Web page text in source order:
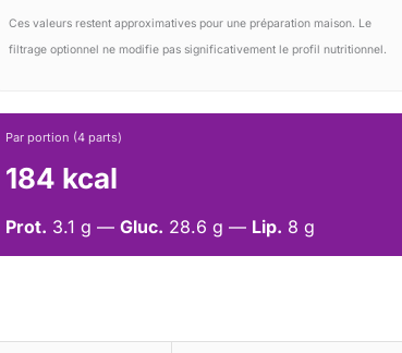
Ces valeurs restent approximatives pour une préparation maison. Le
filtrage optionnel ne modifie pas significativement le profil nutritionnel.
Par portion (4 parts)
184 kcal
Prot. 3.1 g —Gluc. 28.6 g — Lip. 8 g